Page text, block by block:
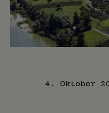
4. Oktober